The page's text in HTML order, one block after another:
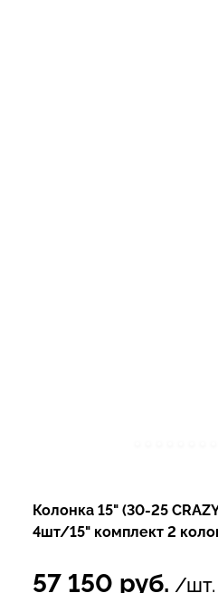
Колонка 15" (30-25
4шт/15" комплект 2
57 150 руб. /шт.